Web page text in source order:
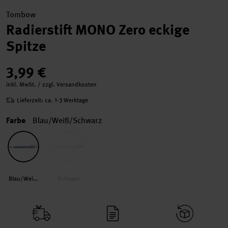
Tombow
Radierstift MONO Zero eckige
Spitze
3,99 €
inkl. MwSt. / zzgl. Versandkosten
Lieferzeit: ca. 1-3 Werktage
Farbe Blau/Weiß/Schwarz
Blau/Weiß/Schwarz